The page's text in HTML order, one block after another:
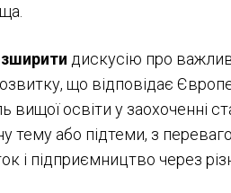
дискусію про
що відповідає
освіти у заохоченні
тему або підтеми, з
і підприємництво через